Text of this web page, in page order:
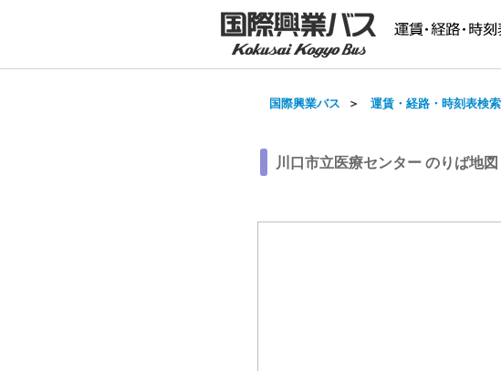
国際興業バス ＞ 運賃・経路・時刻表検索
川口市立医療センター のりば地図